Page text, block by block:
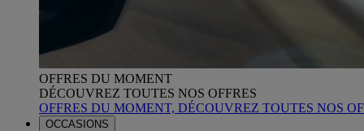
OFFRES DU MOMENT
DÉCOUVREZ TOUTES NOS OFFRES
OFFRES DU MOMENT, DÉCOUVREZ TOUTES NOS
OCCASIONS